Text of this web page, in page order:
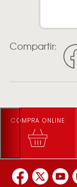
Compartir:
COMPRA ONLINE